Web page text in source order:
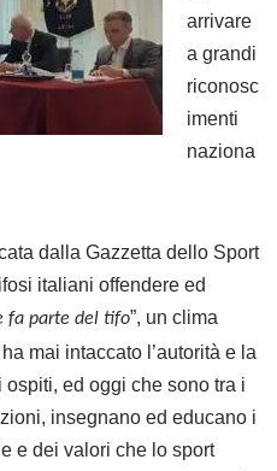
arrivare
a grandi
riconosc
imenti
naziona
dalla Gazzetta dello Sport
italiani offendere ed
fa parte del tifo”, un clima
mai intaccato l’autorità e la
ed oggi che sono tra i
insegnano ed educano i
e dei valori che lo sport